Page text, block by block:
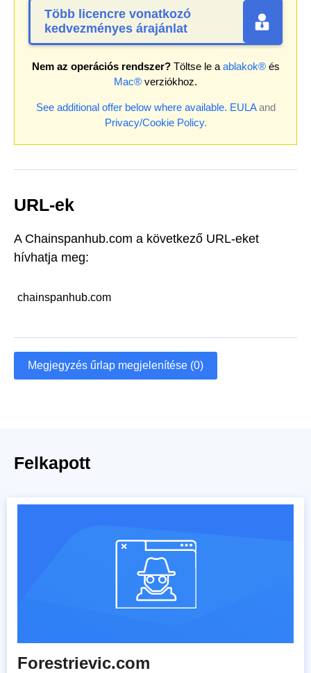
Több licencre vonatkozó
kedvezményes árajánlat
Nem az operációs rendszer?Töltse le a ablakok®és
Mac® verziókhoz.
See additional offer below where available. EULAand
Privacy/Cookie Policy.
URL-ek
A Chainspanhub.com a következő URL-eket
hívhatja meg:
chainspanhub.com
Megjegyzés űrlap megjelenítése (0)
Felkapott
Forestrievic.com